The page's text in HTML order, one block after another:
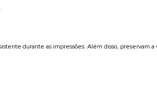
durante as impressões. Além disso, preservam